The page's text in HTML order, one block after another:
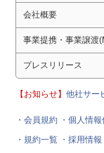
会社概要
事業提携・事業譲渡
プレスリリース
【お知らせ】他社サー
・会員規約 ・個人情
・規約一覧 ・採用情報